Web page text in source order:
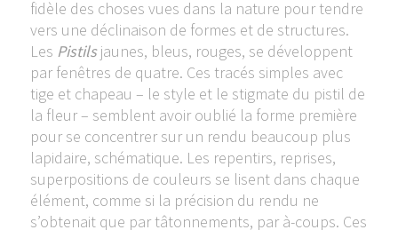
fidèle des choses vues dans la nature pour tendre
vers une déclinaison de formes et de structures.
Les Pistilsjaunes, bleus, rouges, se développent
par fenêtres de quatre. Ces tracés simples avec
tige et chapeau – le style et le stigmate du pistil de
la fleur – semblent avoir oublié la forme première
pour se concentrer sur un rendu beaucoup plus
lapidaire, schématique. Les repentirs, reprises,
superpositions de couleurs se lisent dans chaque
élément, comme si la précision du rendu ne
s’obtenait que par tâtonnements, par à-coups. Ces